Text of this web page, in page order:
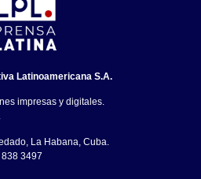
Latinoamericana S.A.
impresas y digitales.
La Habana, Cuba.
3497